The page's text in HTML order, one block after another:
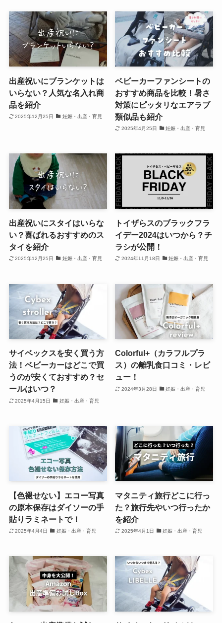
出産祝いにブランケットは
いらない？人気な名入れ商
品を紹介
2025年12月25日 妊娠・出産・育児
ベビーカーファンシートの
おすすめ商品を比較！暑さ
対策にピッタリなエアラブ
類似品も紹介
2025年4月25日 妊娠・出産・育児
出産祝いにスタイはいらな
い？喜ばれるおすすめのス
タイを紹介
2025年12月25日 妊娠・出産・育児
トイザらスのブラックフラ
イデー2024はいつから？チ
ラシが公開！
2024年11月18日 妊娠・出産・育児
サイベックスを安く買う方
法！ベビーカーはどこで買
うのが安くておすすめ？セ
ールはいつ？
2025年4月15日 妊娠・出産・育児
Colorful+（カラフルプラ
ス）の離乳食口コミ・レビ
ュー！
2024年3月28日 妊娠・出産・育児
【色褪せない】エコー写真
の原本保存はダイソーの手
貼りラミネートで！
2025年4月4日 妊娠・出産・育児
マタニティ旅行どこに行っ
た？旅行先やいつ行ったか
を紹介
2025年4月1日 妊娠・出産・育児